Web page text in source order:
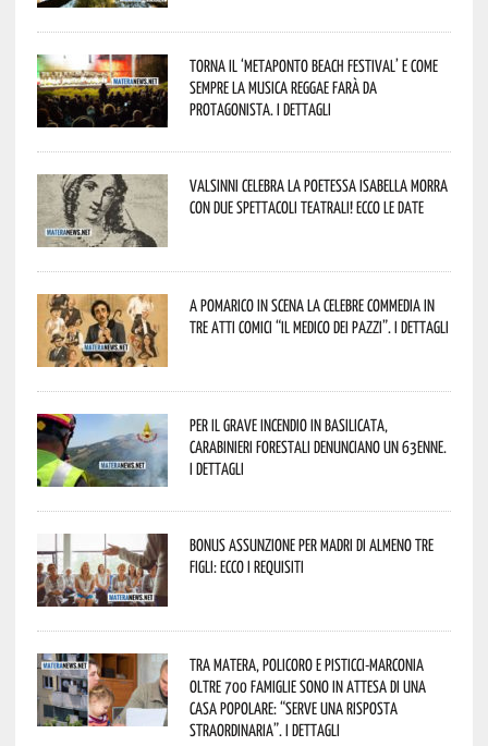
Torna il ‘Metaponto beach festival’ e come
sempre la musica reggae farà da
protagonista. I dettagli
Valsinni celebra la poetessa Isabella Morra
con due spettacoli teatrali! Ecco le date
A Pomarico in scena la celebre commedia in
tre atti comici “Il medico dei pazzi”. I dettagli
Per il grave incendio in Basilicata,
Carabinieri forestali denunciano un 63enne.
I dettagli
Bonus assunzione per madri di almeno tre
figli: ecco i requisiti
Tra Matera, Policoro e Pisticci-Marconia
oltre 700 famiglie sono in attesa di una
casa popolare: “serve una risposta
straordinaria”. I dettagli